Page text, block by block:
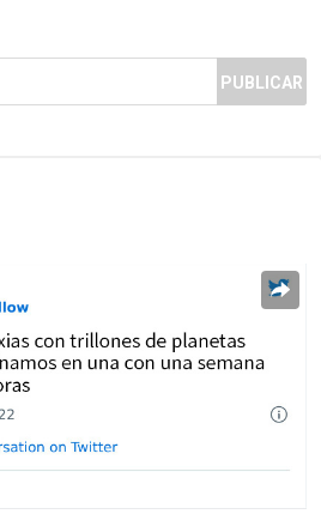
PUBLICAR